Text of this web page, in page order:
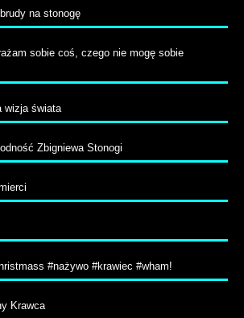
na stonogę
sobie coś, czego nie mogę sobie
wizja świata
Zbigniewa Stonogi
#nażywo #krawiec #wham!
Krawca